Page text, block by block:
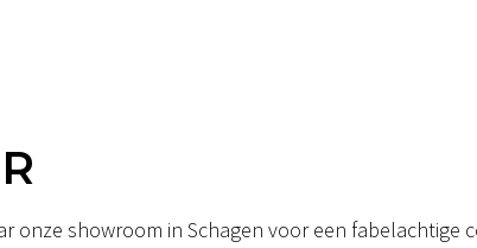
onze showroom in Schagen voor een